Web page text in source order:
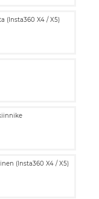
(Insta360 X4 / X5)
(Insta360 X4 / X5)